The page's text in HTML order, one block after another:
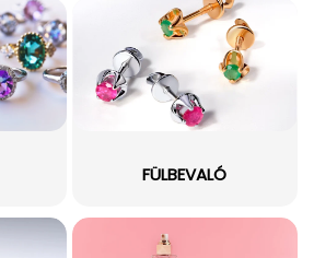
FÜLBEVALÓ